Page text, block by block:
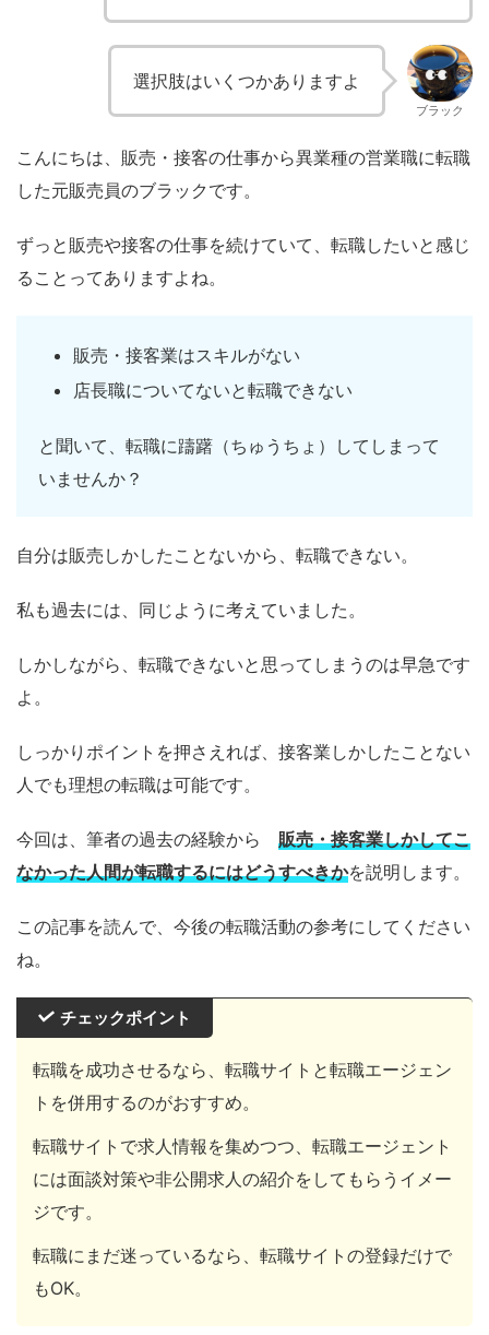
選択肢はいくつかありますよ
ブラック
こんにちは、販売・接客の仕事から異業種の営業職に転職
した元販売員のブラックです。
ずっと販売や接客の仕事を続けていて、転職したいと感じ
ることってありますよね。
販売・接客業はスキルがない
店長職についてないと転職できない
と聞いて、転職に躊躇（ちゅうちょ）してしまって
いませんか？
自分は販売しかしたことないから、転職できない。
私も過去には、同じように考えていました。
しかしながら、転職できないと思ってしまうのは早急です
よ。
しっかりポイントを押さえれば、接客業しかしたことない
人でも理想の転職は可能です。
今回は、筆者の過去の経験から 販売・接客業しかしてこ
なかった人間が転職するにはどうすべきかを説明します。
この記事を読んで、今後の転職活動の参考にしてください
ね。
チェックポイント
転職を成功させるなら、転職サイトと転職エージェン
トを併用するのがおすすめ。
転職サイトで求人情報を集めつつ、転職エージェント
には面談対策や非公開求人の紹介をしてもらうイメー
ジです。
転職にまだ迷っているなら、転職サイトの登録だけで
もOK。